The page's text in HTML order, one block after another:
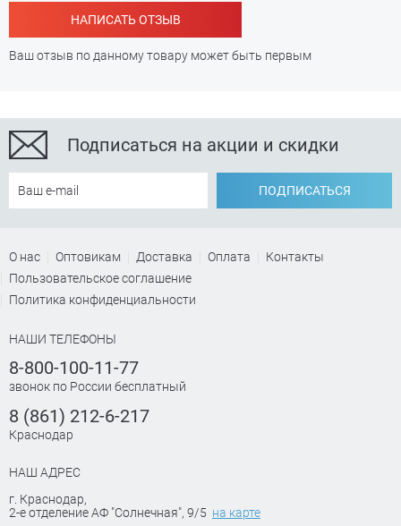
НАПИСАТЬ ОТЗЫВ
Ваш отзыв по данному товару может быть первым
Подписаться на акции и скидки
ПОДПИСАТЬСЯ
О нас Оптовикам Доставка Оплата
Контакты
Пользовательское соглашение
Политика конфиденциальности
НАШИ ТЕЛЕФОНЫ
8-800-100-11-77
звонок по России бесплатный
8 (861) 212-6-217
Краснодар
НАШ АДРЕС
г. Краснодар,
2-е отделение АФ "Солнечная", 9/5 на карте